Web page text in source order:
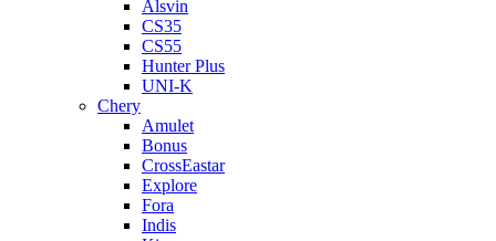
Alsvin
CS35
CS55
Hunter Plus
UNI-K
Chery
Amulet
Bonus
CrossEastar
Explore
Fora
Indis